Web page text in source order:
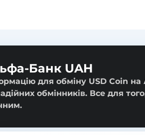
Банк UAH
для обміну USD Coin
обмінників. Все для